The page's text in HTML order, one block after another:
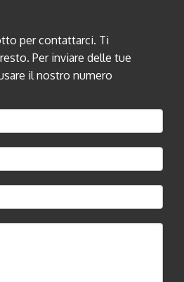
per contattarci. Ti
Per inviare delle tue
il nostro numero